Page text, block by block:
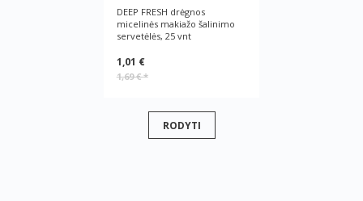
DEEP FRESH drėgnos
micelinės makiažo šalinimo
servetėlės, 25 vnt
1,01 €
1,69 €*
RODYTI